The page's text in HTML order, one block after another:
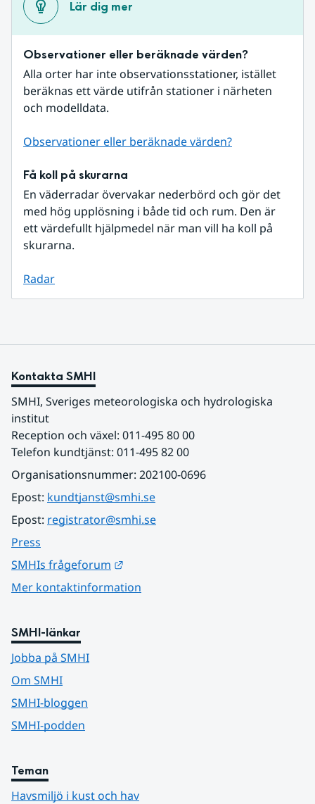
Lär dig mer
Observationer eller beräknade värden?
Alla orter har inte observationsstationer, istället
beräknas ett värde utifrån stationer i närheten
och modelldata.
Observationer eller beräknade värden?
Få koll på skurarna
En väderradar övervakar nederbörd och gör det
med hög upplösning i både tid och rum. Den är
ett värdefullt hjälpmedel när man vill ha koll på
skurarna.
Radar
Kontakta SMHI
SMHI, Sveriges meteorologiska och hydrologiska
institut
Reception och växel: 011-495 80 00
Telefon kundtjänst: 011-495 82 00
Organisationsnummer: 202100-0696
Epost: kundtjanst@smhi.se
Epost: registrator@smhi.se
Press
SMHIs frågeforum
Mer kontaktinformation
SMHI-länkar
Jobba på SMHI
Om SMHI
SMHI-bloggen
SMHI-podden
Teman
Havsmiljö i kust och hav